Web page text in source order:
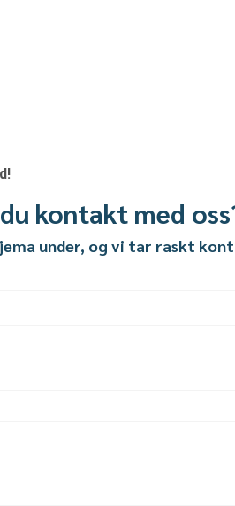
kontakt med
under, og vi tar raskt